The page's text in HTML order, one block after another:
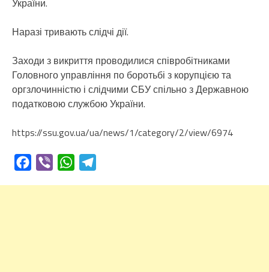
України.
Наразі тривають слідчі дії.
Заходи з викриття проводилися співробітниками
Головного управління по боротьбі з корупцією та
оргзлочинністю і слідчими СБУ спільно з Державною
податковою службою України.
https://ssu.gov.ua/ua/news/1/category/2/view/6974
Facebook
Viber WhatsApp